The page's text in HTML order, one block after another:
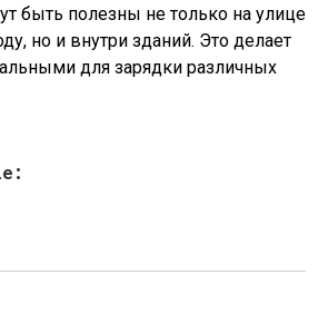
быть полезны не только на улице
но и внутри зданий. Это делает
для зарядки различных